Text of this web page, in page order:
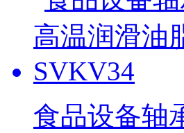
食品设备轴